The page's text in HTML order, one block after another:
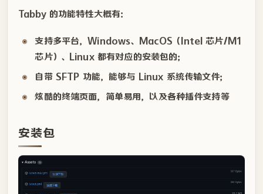
Tabby 的功能特性大概有：
支持多平台，Windows、MacOS（Intel 芯片/M1
芯片）、Linux 都有对应的安装包的；
自带 SFTP 功能，能够与 Linux 系统传输文件；
炫酷的终端页面，简单易用，以及各种插件支持等
安装包